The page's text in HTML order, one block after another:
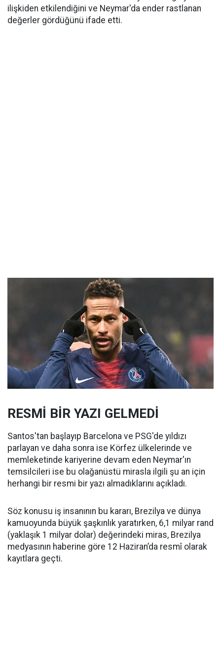
ilişkiden etkilendiğini ve Neymar'da ender rastlanan
değerler gördüğünü ifade etti.
RESMİ BİR YAZI GELMEDİ
Santos'tan başlayıp Barcelona ve PSG'de yıldızı
parlayan ve daha sonra ise Körfez ülkelerinde ve
memleketinde kariyerine devam eden Neymar'ın
temsilcileri ise bu olağanüstü mirasla ilgili şu an için
herhangi bir resmi bir yazı almadıklarını açıkladı.
Söz konusu iş insanının bu kararı, Brezilya ve dünya
kamuoyunda büyük şaşkınlık yaratırken, 6,1 milyar rand
(yaklaşık 1 milyar dolar) değerindeki miras, Brezilya
medyasının haberine göre 12 Haziran’da resmî olarak
kayıtlara geçti.